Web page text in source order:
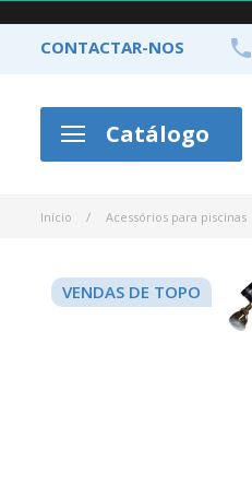
CONTACTAR-NOS 
Catálogo
Início Acessórios para piscinas
VENDAS DE TOPO